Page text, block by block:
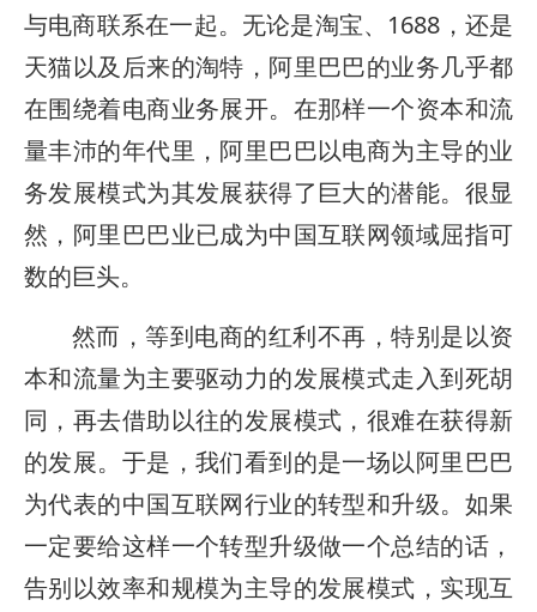
与电商联系在一起。无论是淘宝、1688，还是
天猫以及后来的淘特，阿里巴巴的业务几乎都
在围绕着电商业务展开。在那样一个资本和流
量丰沛的年代里，阿里巴巴以电商为主导的业
务发展模式为其发展获得了巨大的潜能。很显
然，阿里巴巴业已成为中国互联网领域屈指可
数的巨头。
然而，等到电商的红利不再，特别是以资
本和流量为主要驱动力的发展模式走入到死胡
同，再去借助以往的发展模式，很难在获得新
的发展。于是，我们看到的是一场以阿里巴巴
为代表的中国互联网行业的转型和升级。如果
一定要给这样一个转型升级做一个总结的话，
告别以效率和规模为主导的发展模式，实现互